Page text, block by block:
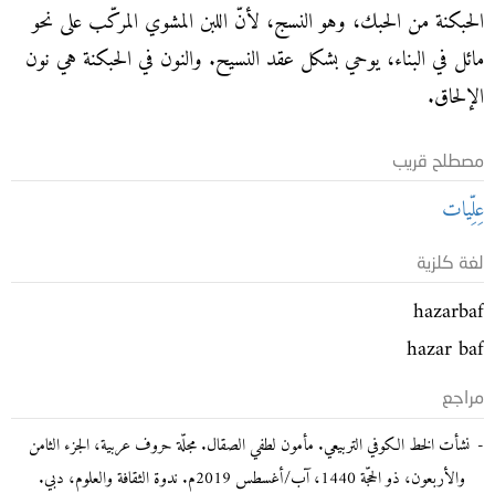
الحبكنة من الحبك، وهو النسج، لأنّ اللبن المشوي المركّب على نحو
مائل في البناء، يوحي بشكل عقد النسيح. والنون في الحبكنة هي نون
الإلحاق.
مصطلح قريب
عِلِّيات
لغة كلزية
hazarbaf
hazar baf
مراجع
نشأت الخط الكوفي التربيعي. مأمون لطفي الصقال. مجلّة حروف عربية، الجزء الثامن
والأربعون، ذو الحجّة 1440، آب/أغسطس 2019م. ندوة الثقافة والعلوم، دبي.